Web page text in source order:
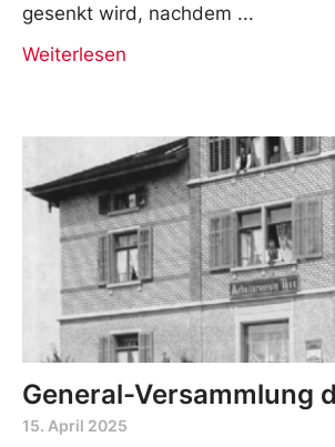
gesenkt wird, nachdem
Weiterlesen
General-Versammlung
15. April 2025